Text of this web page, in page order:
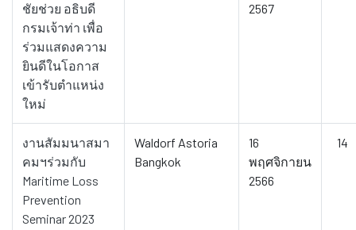
ชัยช่วย อธิบดี
กรมเจ้าท่า เพื่อ
ร่วมแสดงความ
ยินดีในโอกาส
เข้ารับตำแหน่ง
ใหม่
2567
งานสัมมนาสมา
คมฯร่วมกับ
Maritime Loss
Prevention
Seminar 2023
Waldorf Astoria
Bangkok
16
พฤศจิกายน
2566
14